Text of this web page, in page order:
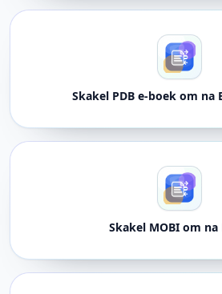
Skakel PDB e-boek om na
Skakel MOBI om na